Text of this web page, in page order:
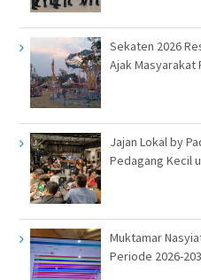
Sekaten 2026
Ajak Masyarakat
Jajan Lokal by
Pedagang Kecil
Muktamar
Periode 2026-